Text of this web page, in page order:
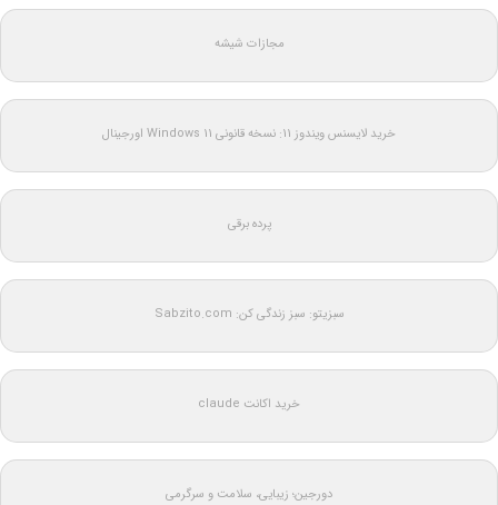
مجازات شیشه
خرید لایسنس ویندوز 11: نسخه قانونی Windows 11 اورجینال
پرده برقی
سبزیتو: سبز زندگی کن: Sabzito.com
خرید اکانت claude
دورجین؛ زیبایی، سلامت و سرگرمی